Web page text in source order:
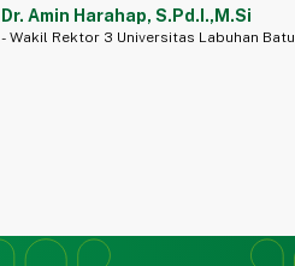
Dr. Amin Harahap, S.Pd.I.,M.Si
- Wakil Rektor 3 Universitas Labuhan Batu